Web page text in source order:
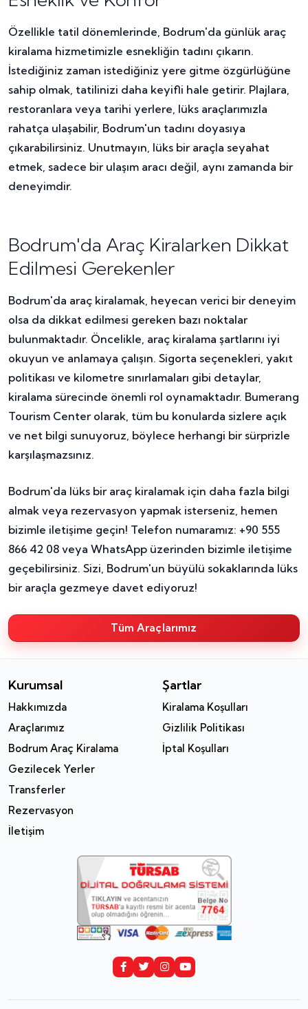
Özellikle tatil dönemlerinde, Bodrum'da günlük araç
kiralama hizmetimizle esnekliğin tadını çıkarın.
İstediğiniz zaman istediğiniz yere gitme özgürlüğüne
sahip olmak, tatilinizi daha keyifli hale getirir. Plajlara,
restoranlara veya tarihi yerlere, lüks araçlarımızla
rahatça ulaşabilir, Bodrum'un tadını doyasıya
çıkarabilirsiniz. Unutmayın, lüks bir araçla seyahat
etmek, sadece bir ulaşım aracı değil, aynı zamanda bir
deneyimdir.
Bodrum'da Araç Kiralarken Dikkat
Edilmesi Gerekenler
Bodrum'da araç kiralamak, heyecan verici bir deneyim
olsa da dikkat edilmesi gereken bazı noktalar
bulunmaktadır. Öncelikle, araç kiralama şartlarını iyi
okuyun ve anlamaya çalışın. Sigorta seçenekleri, yakıt
politikası ve kilometre sınırlamaları gibi detaylar,
kiralama sürecinde önemli rol oynamaktadır. Bumerang
Tourism Center olarak, tüm bu konularda sizlere açık
ve net bilgi sunuyoruz, böylece herhangi bir sürprizle
karşılaşmazsınız.
Bodrum'da lüks bir araç kiralamak için daha fazla bilgi
almak veya rezervasyon yapmak isterseniz, hemen
bizimle iletişime geçin! Telefon numaramız: +90 555
866 42 08 veya WhatsApp üzerinden bizimle iletişime
geçebilirsiniz. Sizi, Bodrum'un büyülü sokaklarında lüks
bir araçla gezmeye davet ediyoruz!
Tüm Araçlarımız
Kurumsal
Hakkımızda
Araçlarımız
Bodrum Araç Kiralama
Gezilecek Yerler
Transferler
Rezervasyon
İletişim
Şartlar
Kiralama Koşulları
Gizlilik Politikası
İptal Koşulları